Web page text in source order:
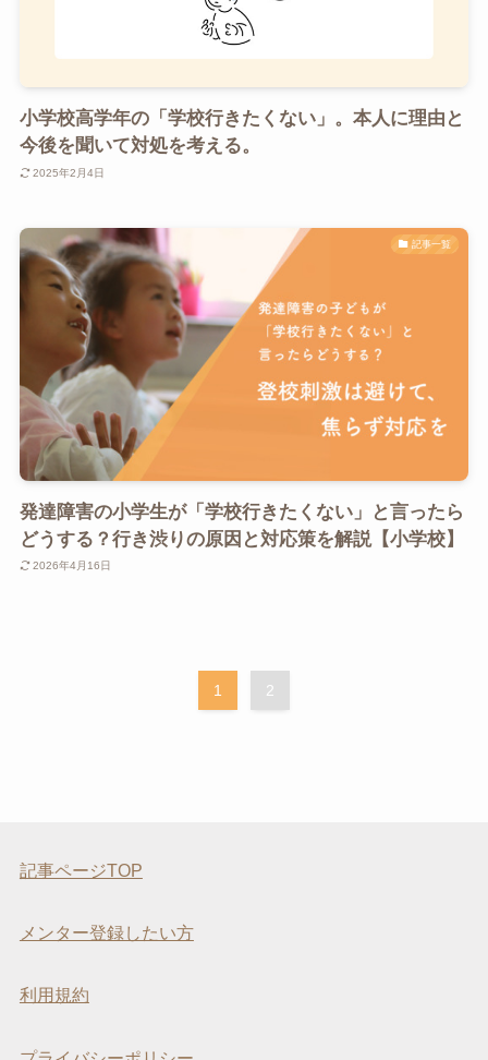
小学校高学年の「学校行きたくない」。本人に理由と
今後を聞いて対処を考える。
2025年2月4日
記事一覧
発達障害の小学生が「学校行きたくない」と言ったら
どうする？行き渋りの原因と対応策を解説【小学校】
2026年4月16日
1 2
記事ページTOP
メンター登録したい方
利用規約